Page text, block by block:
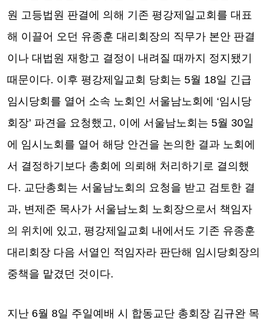
원 고등법원 판결에 의해 기존 평강제일교회를 대표
해 이끌어 오던 유종훈 대리회장의 직무가 본안 판결
이나 대법원 재항고 결정이 내려질 때까지 정지됐기
때문이다. 이후 평강제일교회 당회는 5월 18일 긴급
임시당회를 열어 소속 노회인 서울남노회에 ‘임시당
회장’ 파견을 요청했고, 이에 서울남노회는 5월 30일
에 임시노회를 열어 해당 안건을 논의한 결과 노회에
서 결정하기보다 총회에 의뢰해 처리하기로 결의했
다. 교단총회는 서울남노회의 요청을 받고 검토한 결
과, 변제준 목사가 서울남노회 노회장으로서 책임자
의 위치에 있고, 평강제일교회 내에서도 기존 유종훈
대리회장 다음 서열인 적임자라 판단해 임시당회장의
중책을 맡겼던 것이다.
지난 6월 8일 주일예배 시 합동교단 총회장 김규완 목